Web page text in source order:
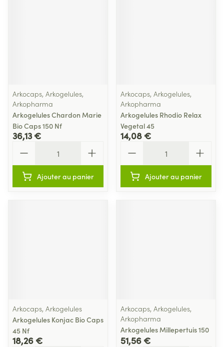
Arkocaps, Arkogelules,
Arkopharma
Arkogelules Chardon Marie
Bio Caps 150 Nf
36,13 €
Ajouter au panier
Arkocaps, Arkogelules,
Arkopharma
Arkogelules Rhodio Relax
Vegetal 45
14,08 €
Ajouter au panier
Arkocaps, Arkogelules
Arkogelules Konjac Bio Caps
45 Nf
18,26 €
Arkocaps, Arkogelules,
Arkopharma
Arkogelules Millepertuis 150
51,56 €